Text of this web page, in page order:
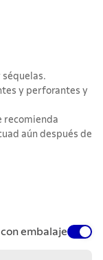
séquelas.
y perforantes y
recomienda
aún después de
embalaje